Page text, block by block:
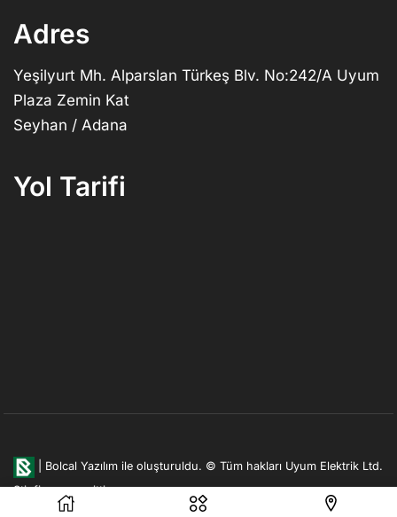
Adres
Yeşilyurt Mh. Alparslan Türkeş Blv. No:242/A Uyum
Plaza Zemin Kat
Seyhan / Adana
Yol Tarifi
Bolcal Yazılım ile oluşturuldu. © Tüm hakları Uyum Elektrik Ltd.
Şti. firmasına aittir.